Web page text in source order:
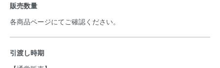
販売数量
各商品ページにてご確認ください。
引渡し時期